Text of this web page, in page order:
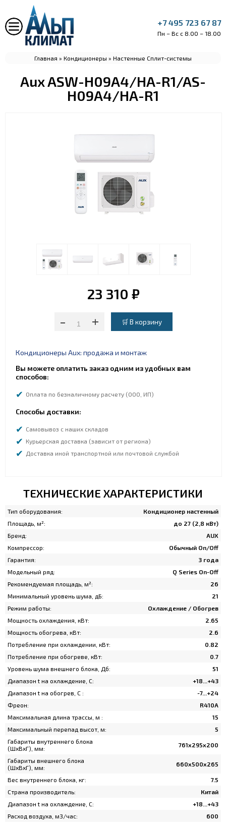
+7 495 723 67 87
Пн – Вс с 8.00 – 18.00
Главная » Кондиционеры » Настенные Сплит-системы
Aux ASW-H09A4/HA-R1/AS-
H09A4/HA-R1
23 310 ₽
-
+
Кондиционеры Aux: продажа и монтаж
Вы можете оплатить заказ одним из удобных вам
способов:
Оплата по безналичному расчету (ООО, ИП)
Способы доставки:
Самовывоз с наших складов
Курьерская доставка (зависит от региона)
Доставка иной транспортной или почтовой службой
ТЕХНИЧЕСКИЕ ХАРАКТЕРИСТИКИ
Тип оборудования:
Кондиционер настенный
Площадь, м²:
до 27 (2,8 кВт)
Бренд:
AUX
Компрессор:
Обычный On/Off
Гарантия:
3 года
Модельный ряд:
Q Series On-Off
Рекомендуемая площадь, м²:
26
Минимальный уровень шума, дБ:
21
Режим работы:
Охлаждение / Обогрев
Мощность охлаждения, кВт:
2.65
Мощность обогрева, кВт:
2.6
Потребление при охлаждении, кВт:
0.82
Потребление при обогреве, кВт:
0.7
Уровень шума внешнего блока, Дб:
51
Диапазон t на охлаждение, C:
+18...+43
Диапазон t на обогрев, C :
-7...+24
Фреон:
R410A
Максимальная длина трассы, м :
15
Максимальный перепад высот, м:
5
Габариты внутреннего блока
(ШхВхГ), мм:
761x295x200
Габариты внешнего блока
(ШхВхГ), мм:
660х500х265
Вес внутреннего блока, кг:
7.5
Страна производитель:
Китай
Диапазон t на охлаждение, C:
+18...+43
Расход воздуха, м3/час:
600